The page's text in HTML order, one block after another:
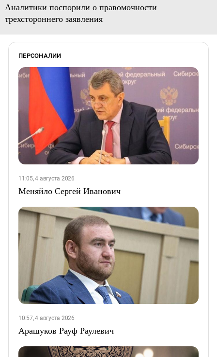
Аналитики поспорили о правомочности
трехстороннего заявления
ПЕРСОНАЛИИ
11:05, 4 августа 2026
Меняйло Сергей Иванович
10:57, 4 августа 2026
Арашуков Рауф Раулевич